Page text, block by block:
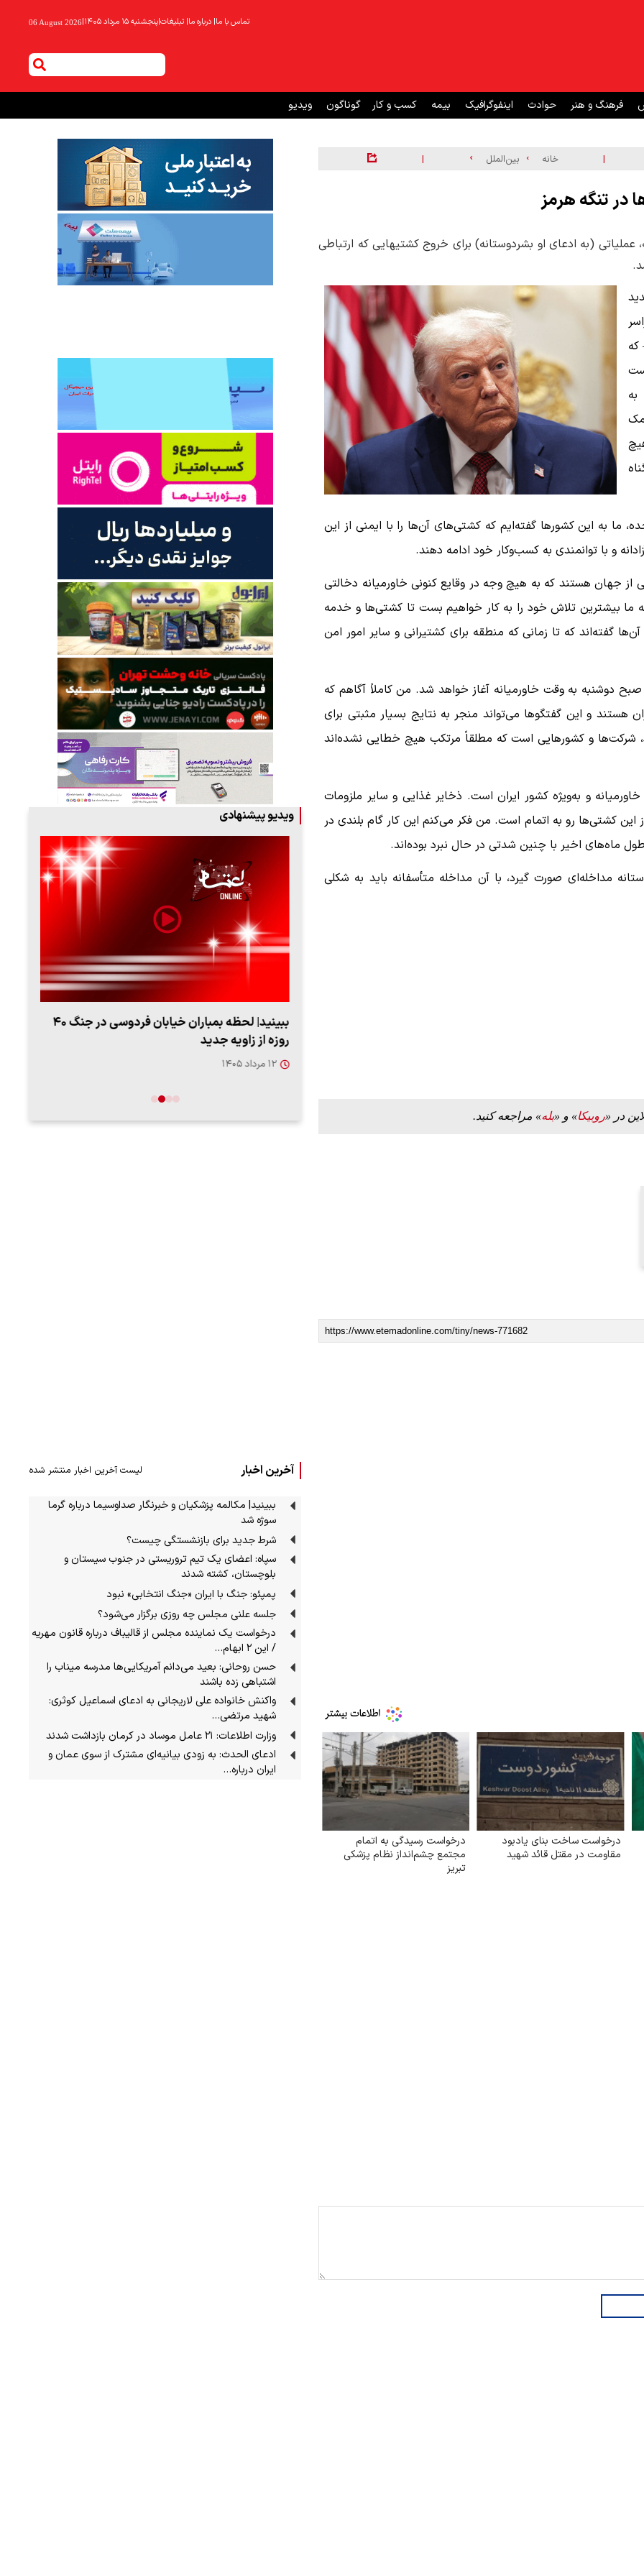
تماس با ما| درباره ما| تبلیغات|پنجشنبه ۱۵ مرداد ۱۴۰۵ |
06 August 2026
فرهنگ و هنر حوادث اینفوگرافیک بیمه کسب و کار گوناگون ویدیو
| خانه بین‌الملل |
در تنگه هرمز
(به ادعای او بشردوستانه) برای خروج کشتیهایی که ارتباطی
که
به
ما به این کشورها گفته‌ایم که کشتی‌های آن‌ها را با ایمنی از این
و با توانمندی به کسب‌وکار خود ادامه دهند.
از جهان هستند که به هیچ وجه در وقایع کنونی خاورمیانه دخالتی
که ما بیشترین تلاش خود را به کار خواهیم بست تا کشتی‌ها و خدمه
گفته‌اند که تا زمانی که منطقه برای کشتیرانی و سایر امور امن
صبح دوشنبه به وقت خاورمیانه آغاز خواهد شد. من کاملاً آگاهم که
هستند و این گفتگوها می‌تواند منجر به نتایج بسیار مثبتی برای
شرکت‌ها و کشورهایی است که مطلقاً مرتکب هیچ خطایی نشده‌اند
و به‌ویژه کشور ایران است. ذخایر غذایی و سایر ملزومات
کشتی‌ها رو به اتمام است. من فکر می‌کنم این کار گام بلندی در
اخیر با چنین شدتی در حال نبرد بوده‌اند.
مداخله‌ای صورت گیرد، با آن مداخله متأسفانه باید به شکلی
در «روبیکا» و «بله» مراجعه کنید.
درخواست ساخت بنای یادبود
مقاومت در مقتل قائد شهید
درخواست رسیدگی به اتمام
مجتمع چشم‌انداز نظام پزشکی
تبریز
ویدیو پیشنهادی
به بیت
ببینید| لحظه بمباران خیابان فردوسی در جنگ ۴۰
روزه از زاویه جدید
۱۲ مرداد ۱۴۰۵
آخرین اخبار لیست آخرین اخبار منتشر شده
ببینید| مکالمه پزشکیان و خبرنگار صداوسیما درباره گرما
سوژه شد
شرط جدید برای بازنشستگی چیست؟
سپاه: اعضای یک تیم تروریستی در جنوب سیستان و
بلوچستان، کشته شدند
پمپئو: جنگ با ایران «جنگ انتخابی» نبود
جلسه علنی مجلس چه روزی برگزار می‌شود؟
درخواست یک نماینده مجلس از قالیباف درباره قانون مهریه
/ این ۲ ابهام…
حسن روحانی: بعید می‌دانم آمریکایی‌ها مدرسه میناب را
اشتباهی زده باشند
واکنش خانواده علی لاریجانی به ادعای اسماعیل کوثری:
شهید مرتضی…
وزارت اطلاعات: ۲۱ عامل موساد در کرمان بازداشت شدند
ادعای الحدث: به زودی بیانیه‌ای مشترک از سوی عمان و
ایران درباره…